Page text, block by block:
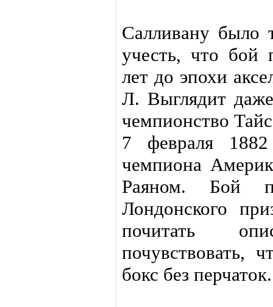
Салливану было
учесть, что бой
лет до эпохи
Л. Выглядит
чемпионство
7 февраля
чемпиона
Раяном. Бой
Лондонского
почитать
почувствовать,
бокс без перчаток.